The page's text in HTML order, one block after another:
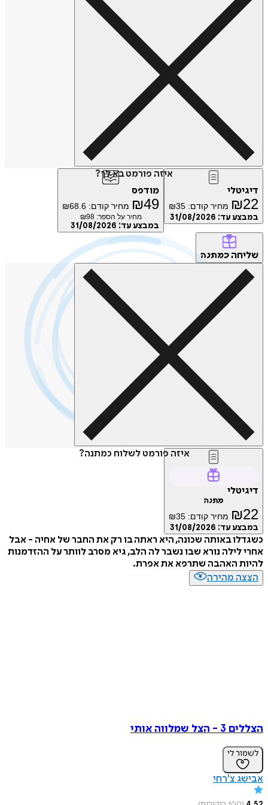
איזה פורמט בא לך?
₪ מחיר קודם: ₪35
עד:31/08/2026
מודפס
₪ 49 מחיר קודם: ₪68.6
מחיר על הספר: ₪98
במבצע עד:31/08/2026
כמתנה
איזה פורמט לשלוח כמתנה?
₪ מחיר קודם: ₪35
עד:31/08/2026
באותה שכונה, היא ראתה בו רק את החבר של אחיה - אבל
לילה נורא שבו נשבר לה הלב, גיא מסרב לוותר על ההזדמנות
האהבה שתרפא את אפרת.
מהירה
אותי
לי
צ'רחי